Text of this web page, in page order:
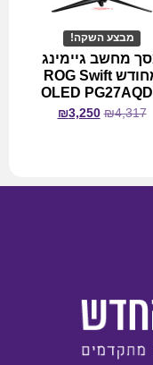
מבצע השקה!
מחשב גיימינג
מחודש ROG Swift
OLED
₪4,317
₪3,250